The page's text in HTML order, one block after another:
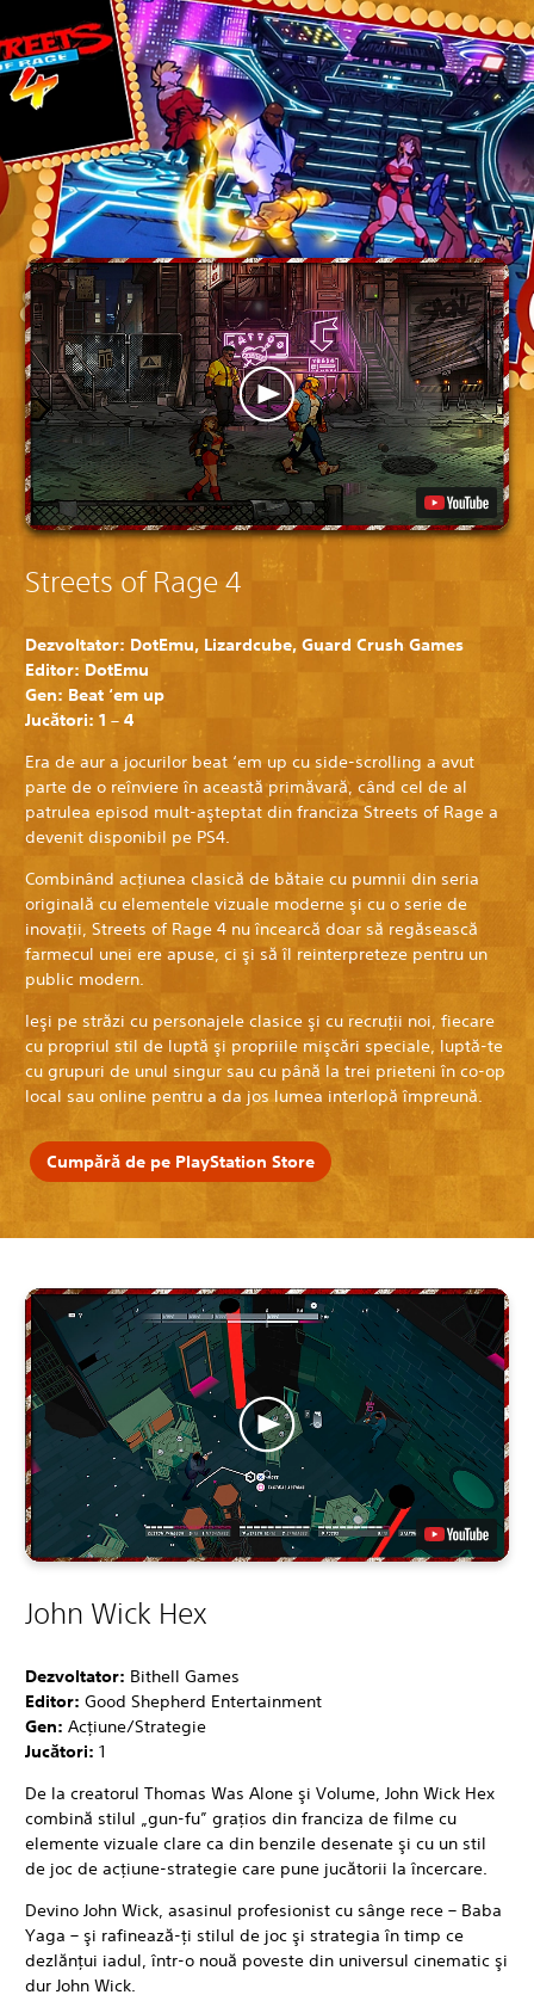
Streets of Rage 4
Dezvoltator: DotEmu, Lizardcube, Guard Crush Games
Editor: DotEmu
Gen: Beat ‘em up
Jucători: 1 – 4
Era de aur a jocurilor beat ‘em up cu side-scrolling a avut
parte de o reînviere în această primăvară, când cel de al
patrulea episod mult-aşteptat din franciza Streets of Rage a
devenit disponibil pe PS4.
Combinând acţiunea clasică de bătaie cu pumnii din seria
originală cu elementele vizuale moderne şi cu o serie de
inovaţii, Streets of Rage 4 nu încearcă doar să regăsească
farmecul unei ere apuse, ci şi să îl reinterpreteze pentru un
public modern.
Ieşi pe străzi cu personajele clasice şi cu recruţii noi, fiecare
cu propriul stil de luptă şi propriile mişcări speciale, luptă-te
cu grupuri de unul singur sau cu până la trei prieteni în co-op
local sau online pentru a da jos lumea interlopă împreună.
Cumpără de pe PlayStation Store
John Wick Hex
Dezvoltator: Bithell Games
Editor: Good Shepherd Entertainment
Gen: Acţiune/Strategie
Jucători: 1
De la creatorul Thomas Was Alone şi Volume, John Wick Hex
combină stilul „gun-fu” graţios din franciza de filme cu
elemente vizuale clare ca din benzile desenate şi cu un stil
de joc de acţiune-strategie care pune jucătorii la încercare.
Devino John Wick, asasinul profesionist cu sânge rece – Baba
Yaga – şi rafinează-ţi stilul de joc şi strategia în timp ce
dezlănţui iadul, într-o nouă poveste din universul cinematic şi
dur John Wick.